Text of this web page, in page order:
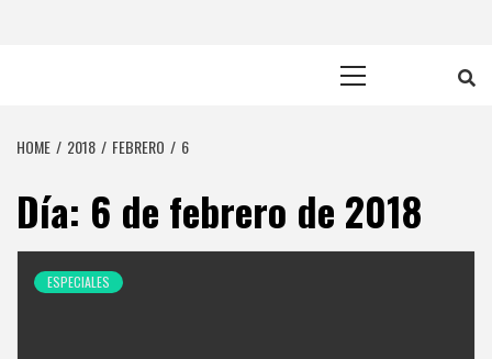
HOME 2018 FEBRERO 6
Día: 6 de febrero de 2018
ESPECIALES